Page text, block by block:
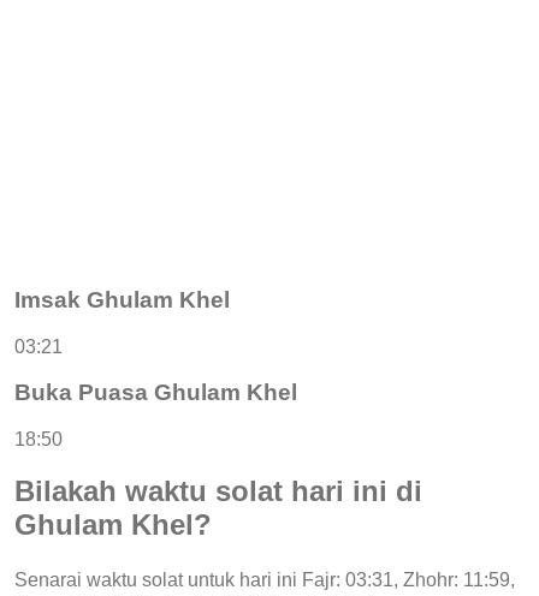
Imsak Ghulam Khel
03:21
Buka Puasa Ghulam Khel
18:50
Bilakah waktu solat hari ini di
Ghulam Khel?
Senarai waktu solat untuk hari ini Fajr: 03:31, Zhohr: 11:59,